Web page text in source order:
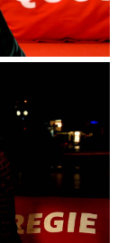
Aussichtsräte